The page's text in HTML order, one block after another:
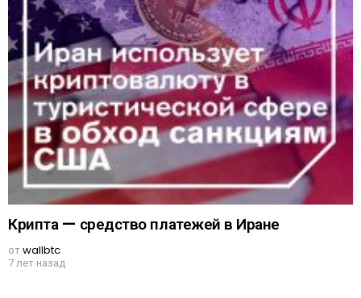
Крипта — средство платежей в Иране
отwallbtc
7 лет назад